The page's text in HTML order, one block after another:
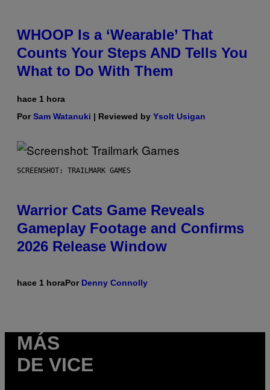
WHOOP Is a ‘Wearable’ That
Counts Your Steps AND Tells You
What to Do With Them
hace 1 hora
PorSam Watanuki | Reviewed by Ysolt Usigan
SCREENSHOT: TRAILMARK GAMES
Warrior Cats Game Reveals
Gameplay Footage and Confirms
2026 Release Window
hace 1 horaPor Denny Connolly
MÁS
DE VICE